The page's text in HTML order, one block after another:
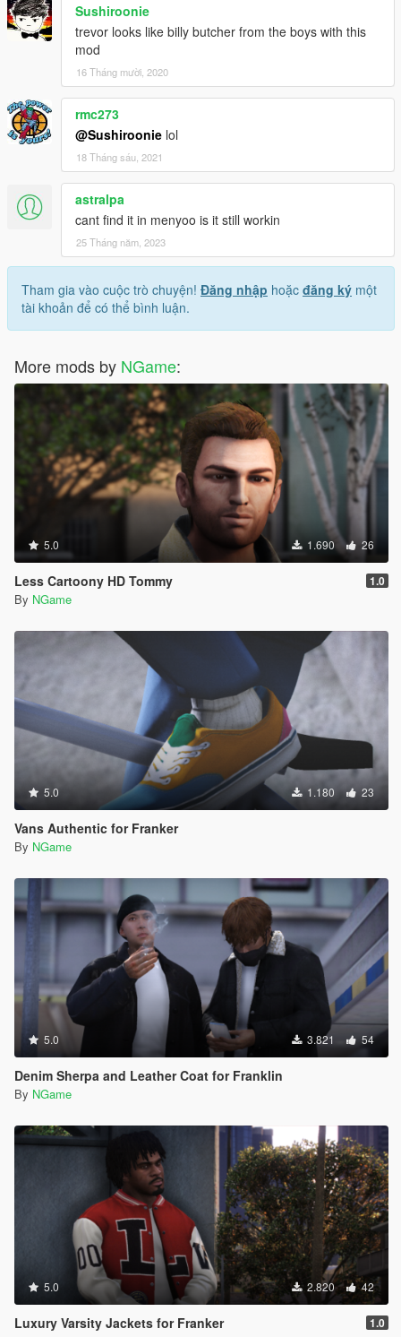
Sushiroonie
trevor looks like billy butcher from the boys with this
mod
16 Tháng mười, 2020
rmc273
@Sushiroonie lol
18 Tháng sáu, 2021
astralpa
cant find it in menyoo is it still workin
25 Tháng năm, 2023
Tham gia vào cuộc trò chuyện! Đăng nhập hoặc đăng ký một
tài khoản để có thể bình luận.
More mods by NGame:
5.0 1.690 26
Less Cartoony HD Tommy 1.0
By NGame
5.0 1.180 23
Vans Authentic for Franker
By NGame
5.0 3.821 54
Denim Sherpa and Leather Coat for Franklin
By NGame
5.0 2.820 42
Luxury Varsity Jackets for Franker 1.0